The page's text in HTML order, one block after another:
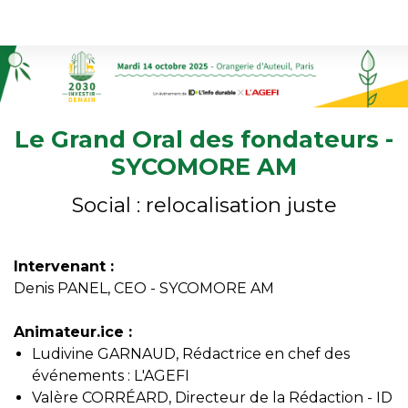
Le Grand Oral des fondateurs -
SYCOMORE AM
Social : relocalisation juste
Intervenant :
Denis PANEL, CEO - SYCOMORE AM
Animateur.ice :
Ludivine GARNAUD, Rédactrice en chef des
événements : L'AGEFI
Valère CORRÉARD, Directeur de la Rédaction - ID